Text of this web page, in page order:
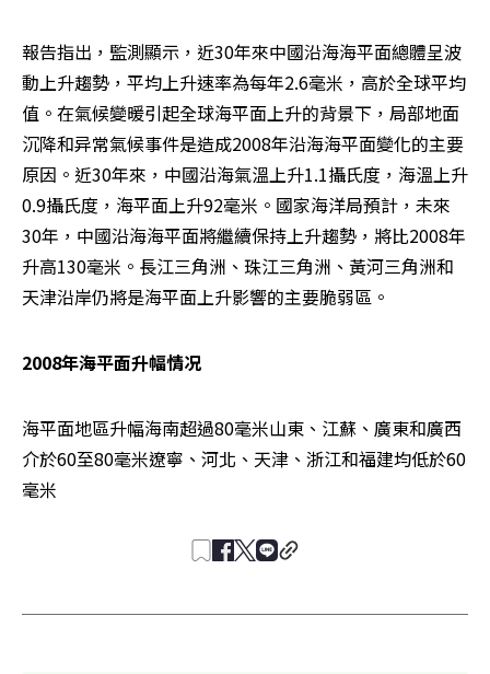
報告指出，監測顯示，近30年來中國沿海海平面總體呈波
動上升趨勢，平均上升速率為每年2.6毫米，高於全球平均
值。在氣候變暖引起全球海平面上升的背景下，局部地面
沉降和异常氣候事件是造成2008年沿海海平面變化的主要
原因。近30年來，中國沿海氣溫上升1.1攝氏度，海溫上升
0.9攝氏度，海平面上升92毫米。國家海洋局預計，未來
30年，中國沿海海平面將繼續保持上升趨勢，將比2008年
升高130毫米。長江三角洲、珠江三角洲、黃河三角洲和
天津沿岸仍將是海平面上升影響的主要脆弱區。
2008年海平面升幅情况
海平面地區升幅海南超過80毫米山東、江蘇、廣東和廣西
介於60至80毫米遼寧、河北、天津、浙江和福建均低於60
毫米